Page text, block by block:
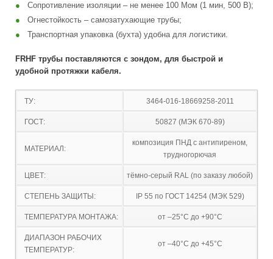
Сопротивление изоляции – не менее 100 Мом (1 мин, 500 В);
Огнестойкость – самозатухающие трубы;
Транспортная упаковка (бухта) удобна для логистики.
FRHF трубы поставляются с зондом, для быстрой и
удобной протяжки кабеля.
ТУ: 3464-016-18669258-2011
ГОСТ: 50827 (МЭК 670-89)
МАТЕРИАЛ:
композиция ПНД с антипиреном,
трудногорючая
ЦВЕТ: тёмно-серый RAL (по заказу любой)
СТЕПЕНЬ ЗАЩИТЫ: IP 55 по ГОСТ 14254 (МЭК 529)
ТЕМПЕРАТУРА МОНТАЖА: от –25°С до +90°С
ДИАПАЗОН РАБОЧИХ
ТЕМПЕРАТУР:
от –40°С до +45°С